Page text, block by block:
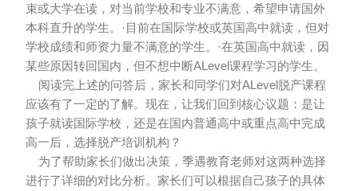
束或大学在读，对当前学校和专业不满意，希望申请国外
本科直升的学生。·目前在国际学校或英国高中就读，但对
学校成绩和师资力量不满意的学生。·在英国高中就读，因
某些原因转回国内，但不想中断ALevel课程学习的学生。
阅读完上述的问答后，家长和同学们对ALevel脱产课程
应该有了一定的了解。现在，让我们回到核心议题：是让
孩子就读国际学校，还是在国内普通高中或重点高中完成
高一后，选择脱产培训机构？
为了帮助家长们做出决策，季遇教育老师对这两种选择
进行了详细的对比分析。家长们可以根据自己孩子的具体